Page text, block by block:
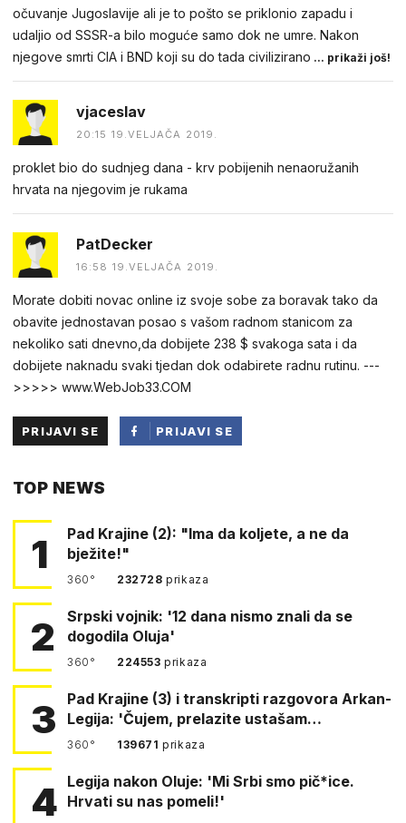
očuvanje Jugoslavije ali je to pošto se priklonio zapadu i
udaljio od SSSR-a bilo moguće samo dok ne umre. Nakon
njegove smrti CIA i BND koji su do tada civilizirano ... prikaži još!
vjaceslav
20:15 19.VELJAČA 2019.
proklet bio do sudnjeg dana - krv pobijenih nenaoružanih
hrvata na njegovim je rukama
PatDecker
16:58 19.VELJAČA 2019.
Morate dobiti novac online iz svoje sobe za boravak tako da
obavite jednostavan posao s vašom radnom stanicom za
nekoliko sati dnevno,da dobijete 238 $ svakoga sata i da
dobijete naknadu svaki tjedan dok odabirete radnu rutinu. ---
>>>>> www.WebJob33.COM
PRIJAVI SE
PRIJAVI SE
TOP NEWS
1
Pad Krajine (2): "Ima da koljete, a ne da
bježite!"
360° 232728prikaza
2
Srpski vojnik: '12 dana nismo znali da se
dogodila Oluja'
360° 224553prikaza
3
Pad Krajine (3) i transkripti razgovora Arkan-
Legija: 'Čujem, prelazite ustašam…
360° 139671prikaza
4 Legija nakon Oluje: 'Mi Srbi smo pič*ice.
Hrvati su nas pomeli!'